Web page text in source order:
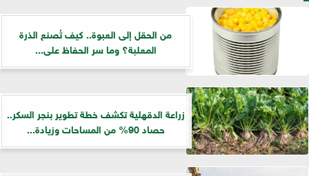
من الحقل إلى العبوة.. كيف تُصنع الذرة
المعلبة؟ وما سر الحفاظ على...
زراعة الدقهلية تكشف خطة تطوير بنجر السكر..
حصاد 90% من المساحات وزيادة...